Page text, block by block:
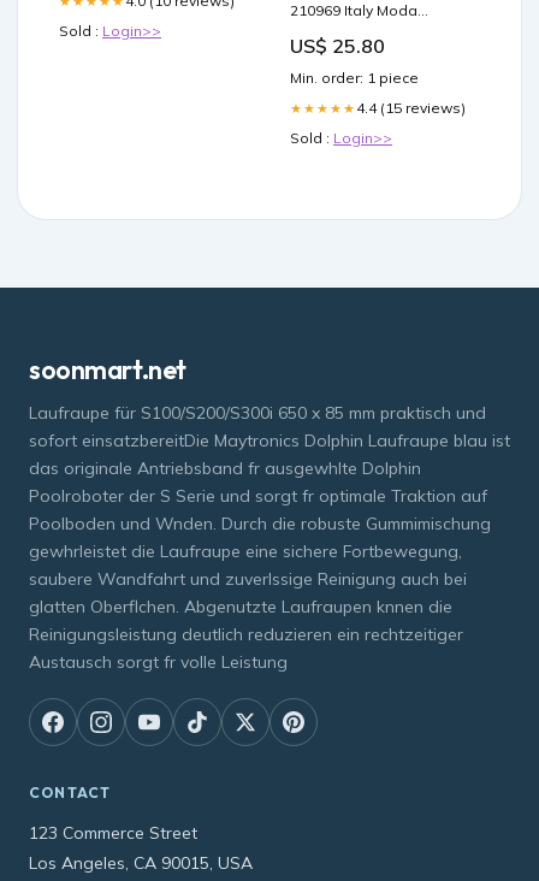
Sold : Login>>
210969 Italy Moda
US$ 25.80
Min. order: 1 piece
★★★★★ 4.4 (15 reviews)
Sold : Login>>
soonmart.net
Laufraupe für S100/S200/S300i 650 x 85 mm praktisch und
sofort einsatzbereitDie Maytronics Dolphin Laufraupe blau ist
das originale Antriebsband fr ausgewhlte Dolphin
Poolroboter der S Serie und sorgt fr optimale Traktion auf
Poolboden und Wnden. Durch die robuste Gummimischung
gewhrleistet die Laufraupe eine sichere Fortbewegung,
saubere Wandfahrt und zuverlssige Reinigung auch bei
glatten Oberflchen. Abgenutzte Laufraupen knnen die
Reinigungsleistung deutlich reduzieren ein rechtzeitiger
Austausch sorgt fr volle Leistung
CONTACT
123 Commerce Street
Los Angeles, CA 90015, USA